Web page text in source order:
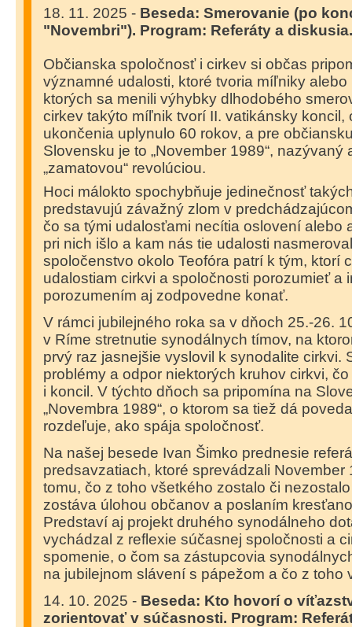
18. 11. 2025 - Beseda: Smerovanie (po
"Novembri"). Program: Referáty a diskusia.
Občianska spoločnosť i cirkev si občas
významné udalosti, ktoré tvoria míľniky alebo
ktorých sa menili výhybky dlhodobého
cirkev takýto míľnik tvorí II. vatikánsky koncil,
ukončenia uplynulo 60 rokov, a pre
Slovensku je to „November 1989“, nazývaný
„zamatovou“ revolúciou.
Hoci málokto spochybňuje jedinečnosť
predstavujú závažný zlom v
čo sa tými udalosťami necítia oslovení alebo
pri nich išlo a kam nás tie udalosti
spoločenstvo okolo Teofóra patrí k tým, ktorí
udalostiam cirkvi a spoločnosti porozumieť a
porozumením aj zodpovedne konať.
V rámci jubilejného roka sa v dňoch 25.-26.
v Ríme stretnutie synodálnych tímov, na
prvý raz jasnejšie vyslovil k synodalite cirkvi.
problémy a odpor niektorých kruhov cirkvi,
i koncil. V týchto dňoch sa pripomína na
„Novembra 1989“, o ktorom sa tiež dá
rozdeľuje, ako spája spoločnosť.
Na našej besede Ivan Šimko prednesie
predsavzatiach, ktoré sprevádzali November
tomu, čo z toho všetkého zostalo či
zostáva úlohou občanov a poslaním
Predstaví aj projekt druhého synodálneho
vychádzal z reflexie súčasnej spoločnosti a
spomenie, o čom sa zástupcovia
na jubilejnom slávení s pápežom a čo z toho
14. 10. 2025 - Beseda: Kto hovorí o
zorientovať v súčasnosti. Program: